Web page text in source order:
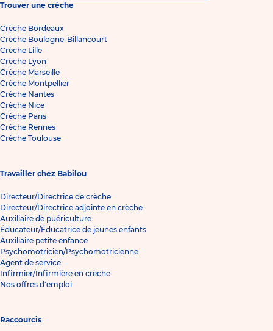
Trouver une crèche
Crèche Bordeaux
Crèche Boulogne-Billancourt
Crèche Lille
Crèche Lyon
Crèche Marseille
Crèche Montpellier
Crèche Nantes
Crèche Nice
Crèche Paris
Crèche Rennes
Crèche Toulouse
Travailler chez Babilou
Directeur/Directrice de crèche
Directeur/Directrice adjointe en crèche
Auxiliaire de puériculture
Éducateur/Éducatrice de jeunes enfants
Auxiliaire petite enfance
Psychomotricien/Psychomotricienne
Agent de service
Infirmier/Infirmière en crèche
Nos offres d'emploi
Raccourcis